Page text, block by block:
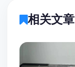
相关文章